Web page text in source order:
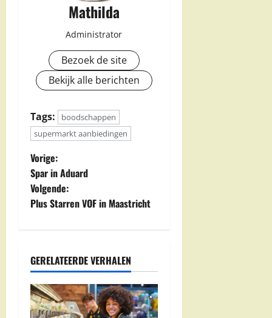
Mathilda
Administrator
Bezoek de site
Bekijk alle berichten
Tags:
boodschappen
supermarkt aanbiedingen
B
e
r
c
h
Vorige:
Spar in Aduard
Volgende:
Plus Starren VOF in Maastricht
GERELATEERDE VERHALEN